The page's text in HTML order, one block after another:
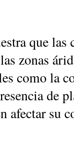
que
zonas
como la
de
afectar su